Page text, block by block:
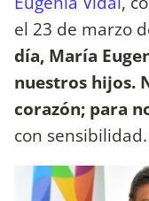
el 23 de marzo
día, María
nuestros hijos.
corazón; para
con sensibilidad.